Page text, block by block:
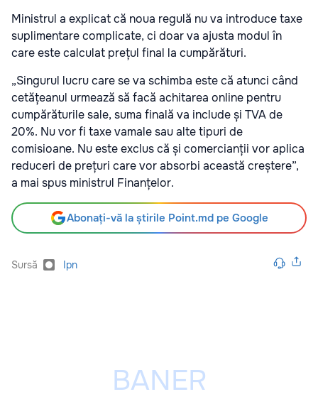
Ministrul a explicat că noua regulă nu va introduce taxe
suplimentare complicate, ci doar va ajusta modul în
care este calculat prețul final la cumpărături.
„Singurul lucru care se va schimba este că atunci când
cetățeanul urmează să facă achitarea online pentru
cumpărăturile sale, suma finală va include și TVA de
20%. Nu vor fi taxe vamale sau alte tipuri de
comisioane. Nu este exclus că și comercianții vor aplica
reduceri de prețuri care vor absorbi această creștere”,
a mai spus ministrul Finanțelor.
Abonați-vă la știrile Point.md pe Google
Sursă Ipn